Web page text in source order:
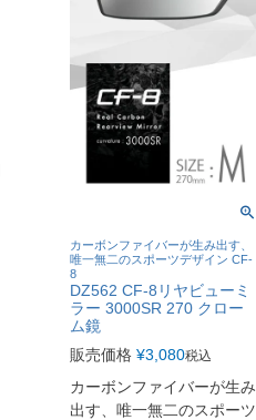
カーボンファイバーが生み出す、
唯一無二のスポーツデザイン CF-
8
DZ562 CF-8リヤビューミ
ラー 3000SR 270 クロー
ム鏡
販売価格 ¥3,080税込
カーボンファイバーが生み
出す、唯一無二のスポーツ